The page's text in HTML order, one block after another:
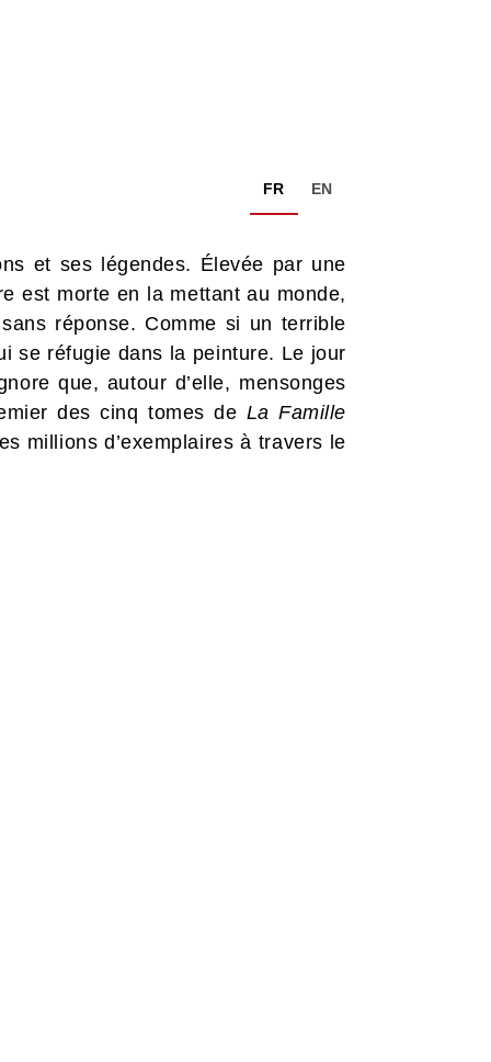
FR EN
et ses légendes. Élevée par une
est morte en la mettant au monde,
réponse. Comme si un terrible
se réfugie dans la peinture. Le jour
que, autour d’elle, mensonges
des cinq tomes de La Famille
millions d’exemplaires à travers le